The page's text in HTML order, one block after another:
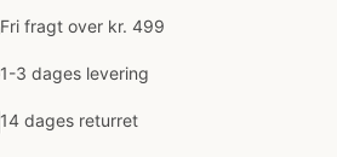
Fri fragt over kr. 499
1-3 dages levering
14 dages returret